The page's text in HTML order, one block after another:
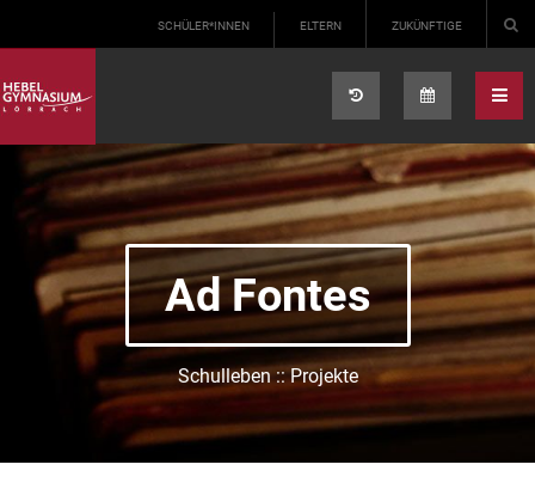
SCHÜLER*INNEN ELTERN ZUKÜNFTIGE
Ad Fontes
Schulleben :: Projekte